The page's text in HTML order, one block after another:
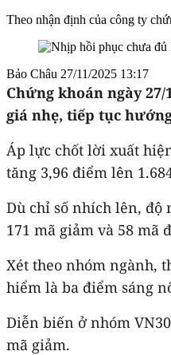
Theo nhận định của công ty
Bảo Châu 27/11/2025 13:17
Chứng khoán ngày
giá nhẹ, tiếp tục
Áp lực chốt lời xuất
tăng 3,96 điểm lên
Dù chỉ số nhích lên, độ
171 mã giảm và 58 mã
Xét theo nhóm ngành,
hiểm là ba điểm sáng
Diễn biến ở nhóm
mã giảm.